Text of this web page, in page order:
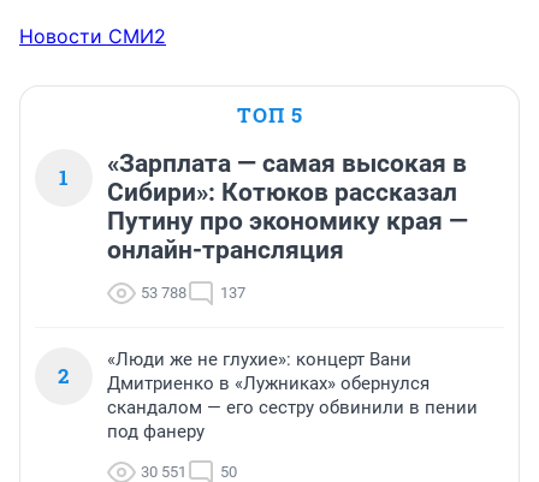
Новости СМИ2
ТОП 5
1
«Зарплата — самая высокая в
Сибири»: Котюков рассказал
Путину про экономику края —
онлайн-трансляция
53 788 137
2
«Люди же не глухие»: концерт Вани
Дмитриенко в «Лужниках» обернулся
скандалом — его сестру обвинили в пении
под фанеру
30 551 50